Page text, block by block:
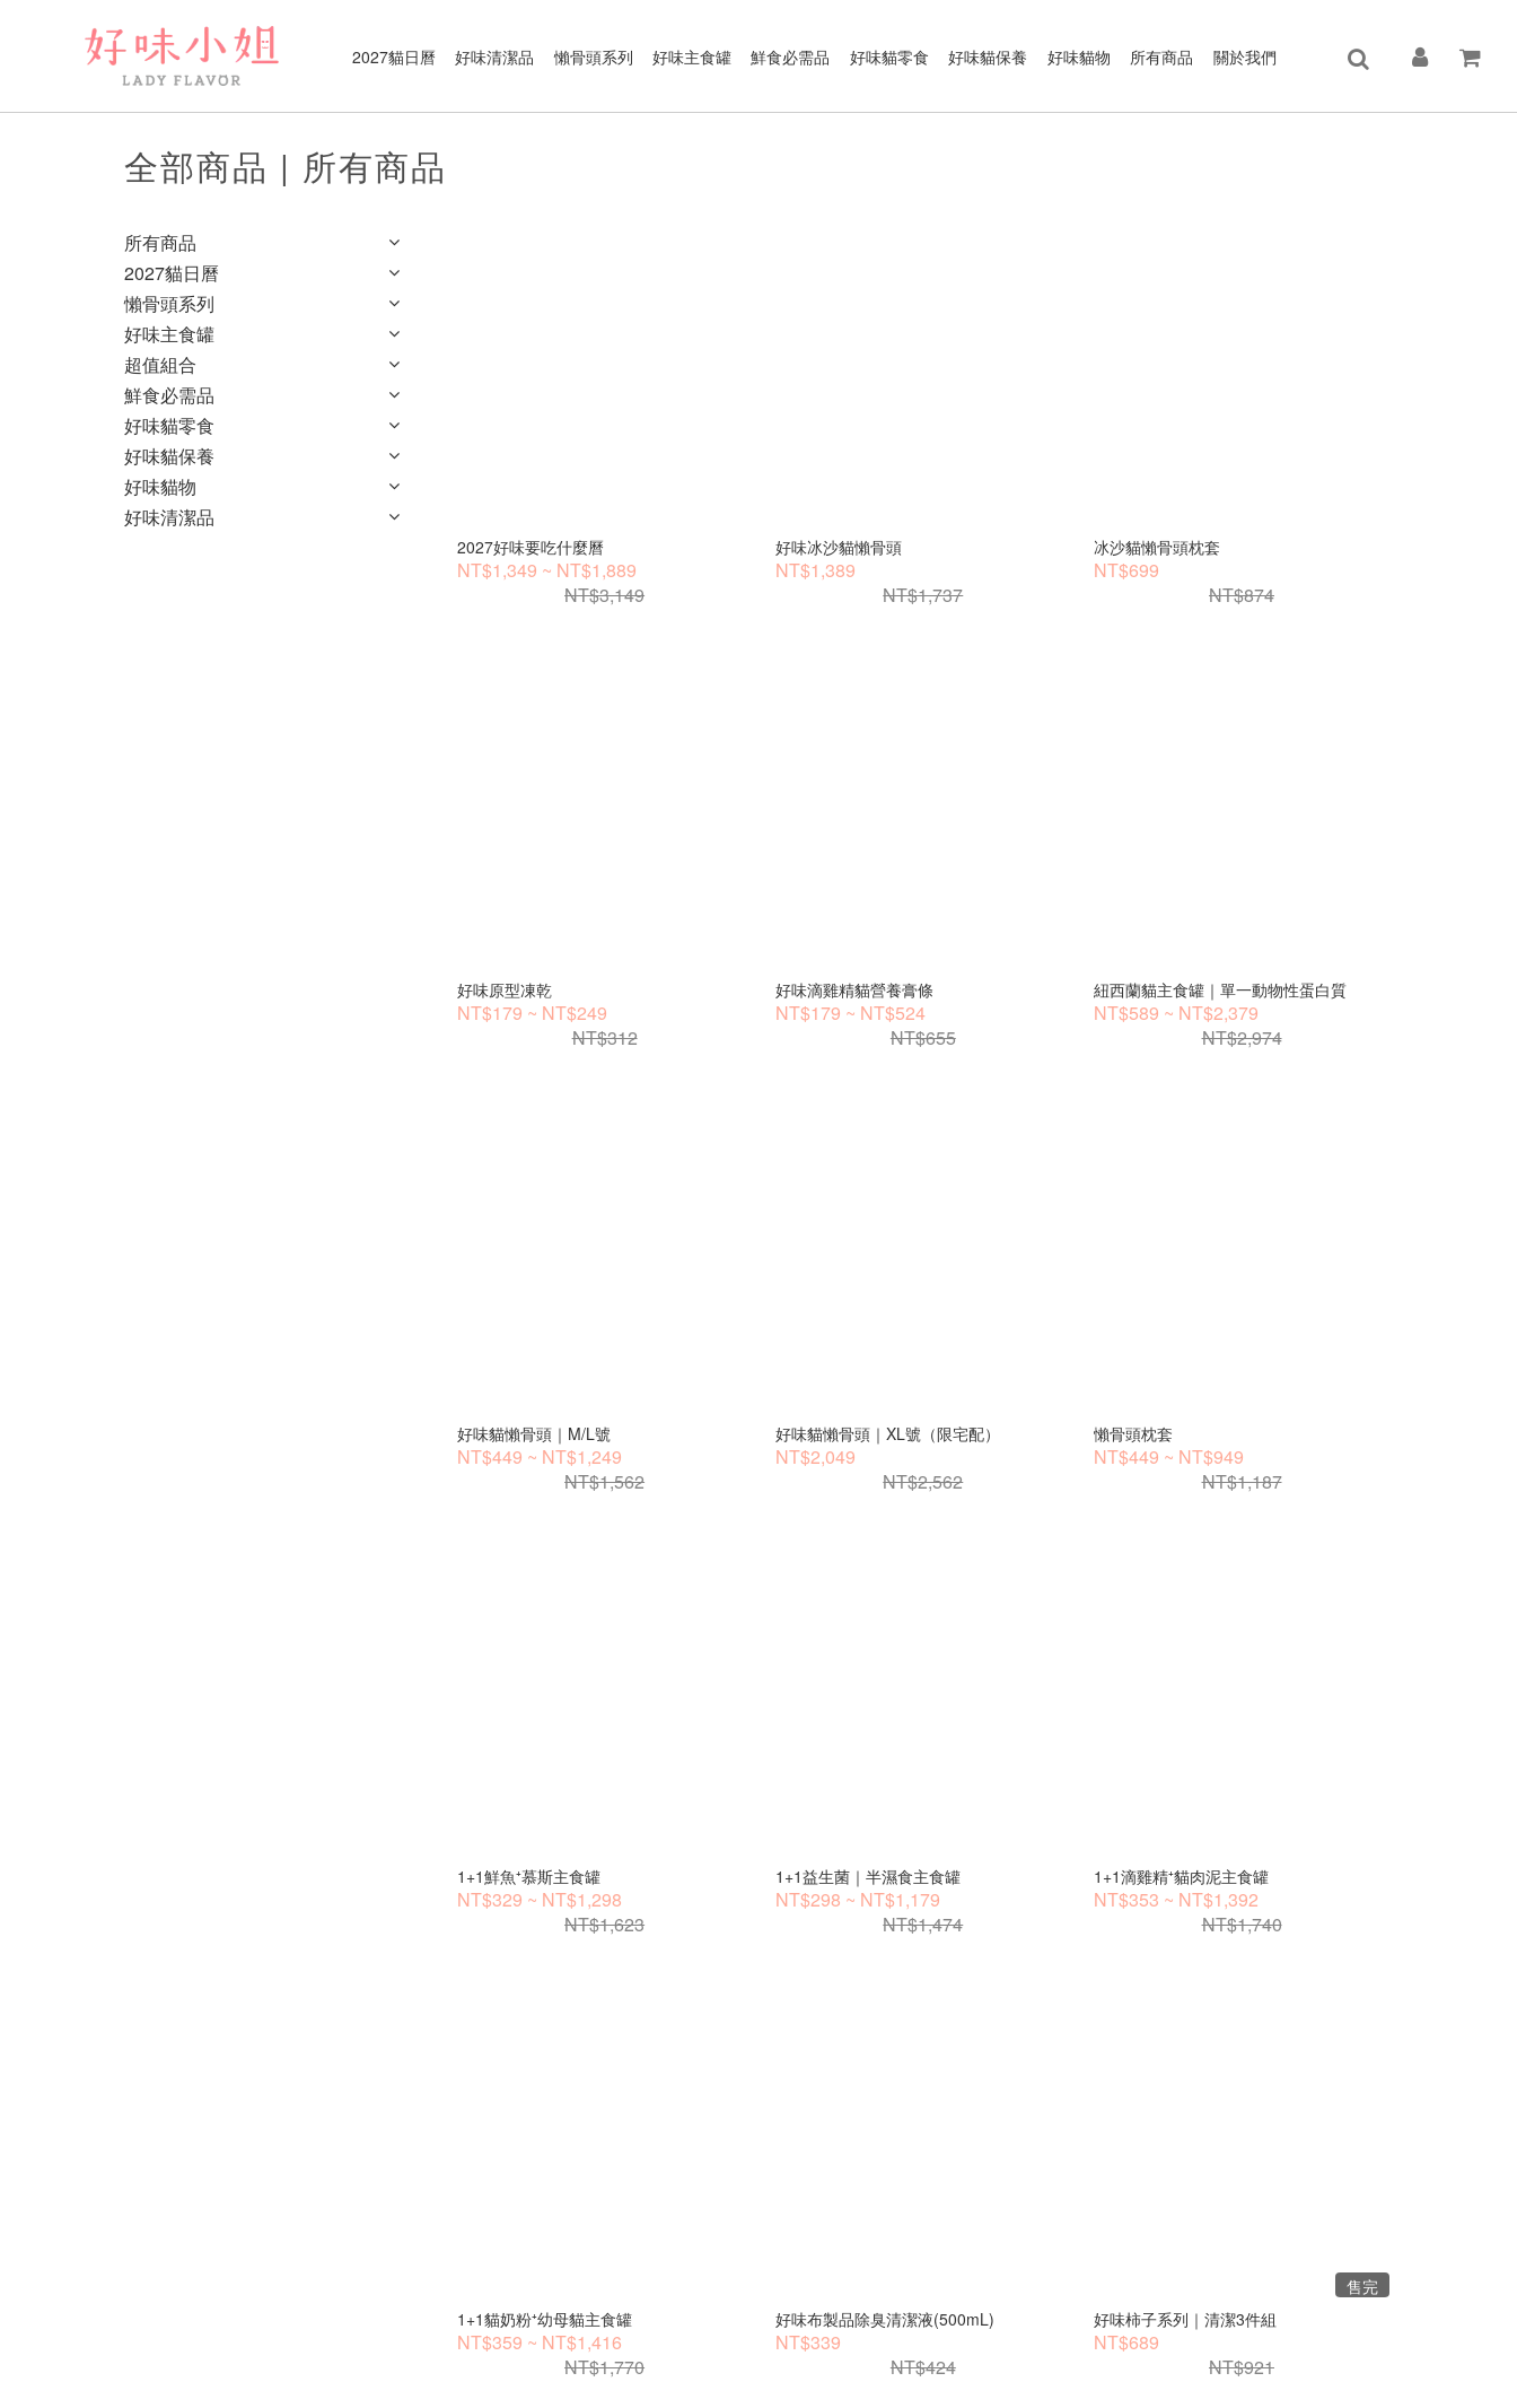
2027貓日曆 好味清潔品 懶骨頭系列 好味主食罐 鮮食必需品 好味貓零食 好味貓保養 好味貓物 所有商品 關於我們
全部商品 | 所有商品
所有商品
2027貓日曆
懶骨頭系列
好味主食罐
超值組合
鮮食必需品
好味貓零食
好味貓保養
好味貓物
好味清潔品
2027好味要吃什麼曆
NT$1,349 ~ NT$1,889
NT$3,149
好味冰沙貓懶骨頭
NT$1,389
NT$1,737
冰沙貓懶骨頭枕套
NT$699
NT$874
好味原型凍乾
NT$179 ~ NT$249
NT$312
好味滴雞精貓營養膏條
NT$179 ~ NT$524
NT$655
紐西蘭貓主食罐｜單一動物性蛋白質
NT$589 ~ NT$2,379
NT$2,974
好味貓懶骨頭｜M/L號
NT$449 ~ NT$1,249
NT$1,562
好味貓懶骨頭｜XL號（限宅配）
NT$2,049
NT$2,562
懶骨頭枕套
NT$449 ~ NT$949
NT$1,187
1+1鮮魚⁺慕斯主食罐
NT$329 ~ NT$1,298
NT$1,623
1+1益生菌｜半濕食主食罐
NT$298 ~ NT$1,179
NT$1,474
1+1滴雞精⁺貓肉泥主食罐
NT$353 ~ NT$1,392
NT$1,740
1+1貓奶粉⁺幼母貓主食罐
NT$359 ~ NT$1,416
NT$1,770
好味布製品除臭清潔液(500mL)
NT$339
NT$424
售完
好味柿子系列｜清潔3件組
NT$689
NT$921